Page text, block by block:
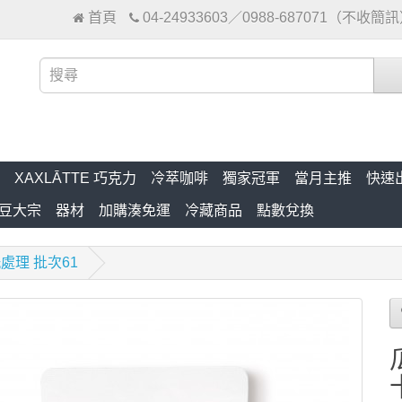
首頁 04-24933603／0988-687071（不收簡訊
XAXLĀTTE 巧克力 冷萃咖啡 獨家冠軍 當月主推 快速
大宗 器材 加購湊免運 冷藏商品 點數兌換
理 批次61